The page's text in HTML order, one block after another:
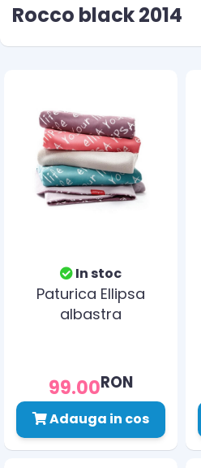
Rocco black 2014
In stoc
Paturica Ellipsa
albastra
99.00RON
Adauga in cos